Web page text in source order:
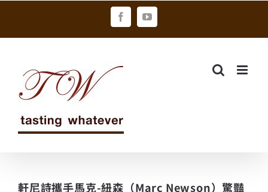
FacebookYouTube
軒尼詩攜手馬克-紐森（Marc Newson）驚豔